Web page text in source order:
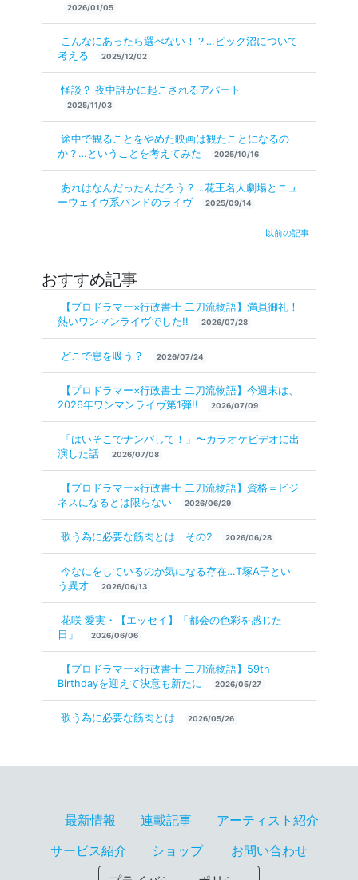
2026/01/05
こんなにあったら選べない！？…ピック沼について
考える
2025/12/02
怪談？ 夜中誰かに起こされるアパート
2025/11/03
途中で観ることをやめた映画は観たことになるの
か？…ということを考えてみた
2025/10/16
あれはなんだったんだろう？…花王名人劇場とニュ
ーウェイヴ系バンドのライヴ
2025/09/14
以前の記事
おすすめ記事
【プロドラマー×行政書士 二刀流物語】満員御礼！
熱いワンマンライヴでした!!
2026/07/28
どこで息を吸う？ 2026/07/24
【プロドラマー×行政書士 二刀流物語】今週末は、
2026年ワンマンライヴ第1弾!!
2026/07/09
「はいそこでナンパして！」〜カラオケビデオに出
演した話
2026/07/08
【プロドラマー×行政書士 二刀流物語】資格＝ビジ
ネスになるとは限らない
2026/06/29
歌う為に必要な筋肉とは その2 2026/06/28
今なにをしているのか気になる存在…T塚A子とい
う異才
2026/06/13
花咲 愛実・【エッセイ】「都会の色彩を感じた
日」
2026/06/06
【プロドラマー×行政書士 二刀流物語】59th
Birthdayを迎えて決意も新たに
2026/05/27
歌う為に必要な筋肉とは 2026/05/26
最新情報 連載記事
アーティスト紹介
サービス紹介
ショップ
お問い合わせ